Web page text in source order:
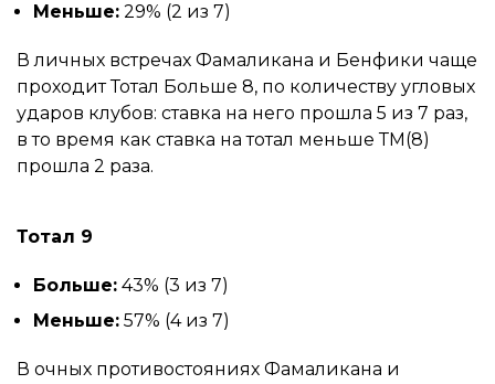
Меньше: 29% (2 из 7)
В личных встречах Фамаликана и Бенфики чаще
проходит Тотал Больше 8, по количеству угловых
ударов клубов: ставка на него прошла 5 из 7 раз,
в то время как ставка на тотал меньше ТМ(8)
прошла 2 раза.
Тотал 9
Больше: 43% (3 из 7)
Меньше: 57% (4 из 7)
В очных противостояниях Фамаликана и